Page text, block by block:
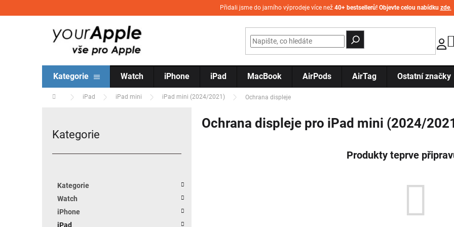
Přidali jsme do jarního výprodeje více než 40+ bestsellerů! Objevte celou nabídku zde.
Kategorie Watch iPhone iPad MacBook AirPods AirTag Ostatní značky
Domů iPad iPad mini iPad mini (2024/2021) Ochrana displeje
Přeskočit kategorie
Kategorie
Kategorie
Watch
iPhone
iPad
Ochrana displeje pro iPad mini (2024/
Produkty teprve